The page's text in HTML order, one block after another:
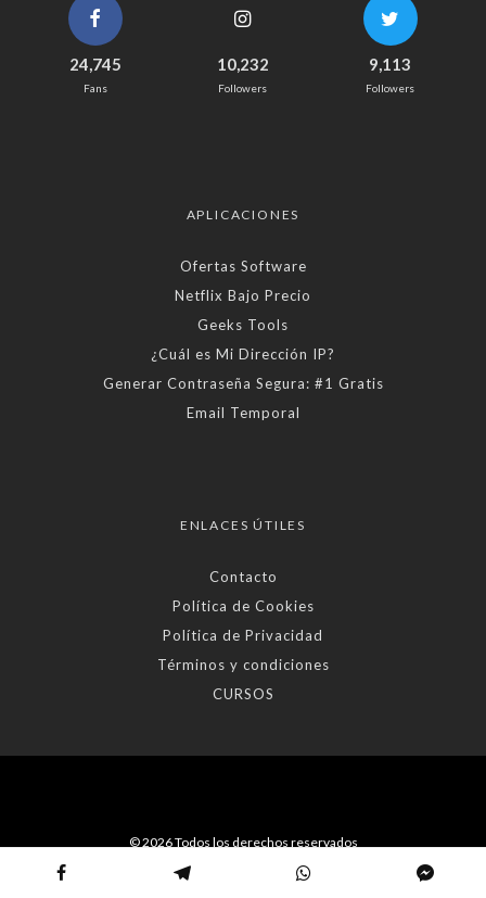
24,745
Fans
10,232
Followers
9,113
Followers
APLICACIONES
Ofertas Software
Netflix Bajo Precio
Geeks Tools
¿Cuál es Mi Dirección IP?
Generar Contraseña Segura: #1 Gratis
Email Temporal
ENLACES ÚTILES
Contacto
Política de Cookies
Política de Privacidad
Términos y condiciones
CURSOS
© 2026 Todos los derechos reservados